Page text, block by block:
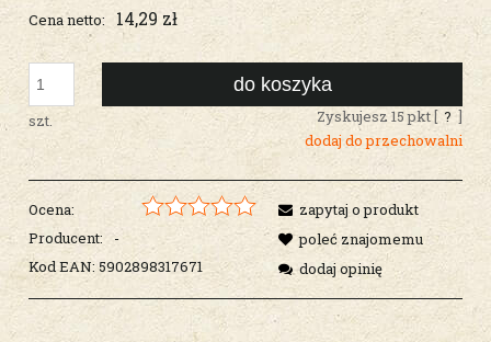
Cena netto: 14,29 zł
szt.
do koszyka
Zyskujesz 15pkt [ ? ]
dodaj do przechowalni
Ocena:
Producent:
-
Kod EAN: 5902898317671
zapytaj o produkt
poleć znajomemu
dodaj opinię